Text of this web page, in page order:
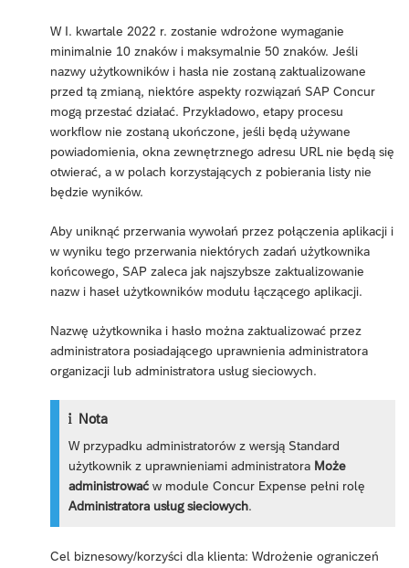
W I. kwartale 2022 r. zostanie wdrożone wymaganie
minimalnie 10 znaków i maksymalnie 50 znaków. Jeśli
nazwy użytkowników i hasła nie zostaną zaktualizowane
przed tą zmianą, niektóre aspekty rozwiązań SAP Concur
mogą przestać działać. Przykładowo, etapy procesu
workflow nie zostaną ukończone, jeśli będą używane
powiadomienia, okna zewnętrznego adresu URL nie będą się
otwierać, a w polach korzystających z pobierania listy nie
będzie wyników.
Aby uniknąć przerwania wywołań przez połączenia aplikacji i
w wyniku tego przerwania niektórych zadań użytkownika
końcowego, SAP zaleca jak najszybsze zaktualizowanie
nazw i haseł użytkowników modułu łączącego aplikacji.
Nazwę użytkownika i hasło można zaktualizować przez
administratora posiadającego uprawnienia administratora
organizacji lub administratora usług sieciowych.
Nota
W przypadku administratorów z wersją Standard
użytkownik z uprawnieniami administratora Może
administrować w module Concur Expense pełni rolę
Administratora usług sieciowych.
Cel biznesowy/korzyści dla klienta: Wdrożenie ograniczeń